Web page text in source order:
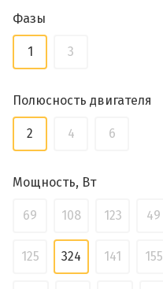
Фазы
1 3
Полюсность двигателя
2 4 6
Мощность, Вт
69 108 123 49
125 324 141 155